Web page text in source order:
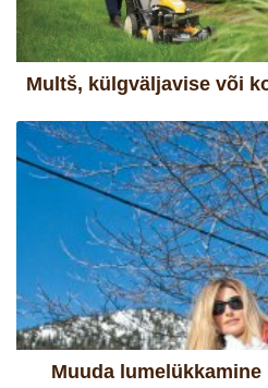
Multš, külgväljavise või
Muuda